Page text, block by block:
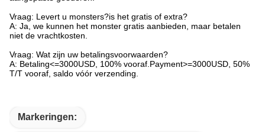
Vraag: Levert u monsters?is het gratis of extra?
A: Ja, we kunnen het monster gratis aanbieden, maar betalen
niet de vrachtkosten.
Vraag: Wat zijn uw betalingsvoorwaarden?
A: Betaling<=3000USD, 100% vooraf.Payment>=3000USD, 50%
T/T vooraf, saldo vóór verzending.
Markeringen: